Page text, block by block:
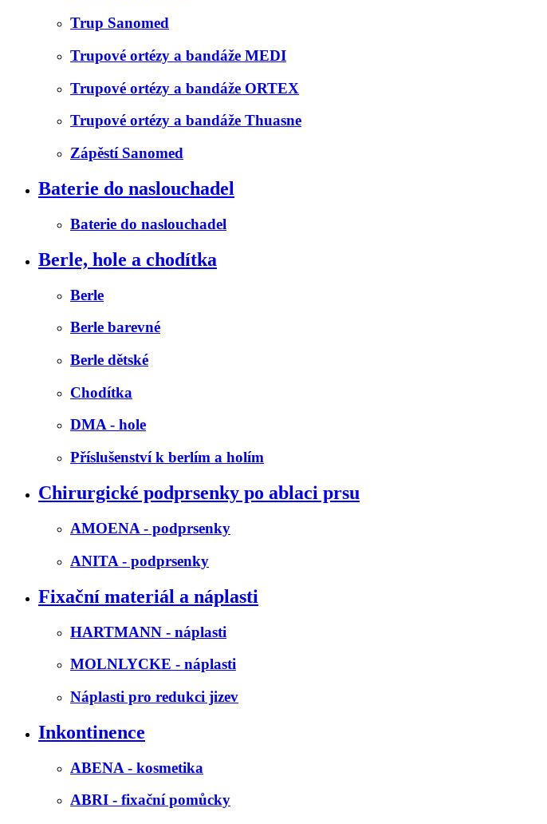
Trup Sanomed
Trupové ortézy a bandáže MEDI
Trupové ortézy a bandáže ORTEX
Trupové ortézy a bandáže Thuasne
Zápěstí Sanomed
Baterie do naslouchadel
Baterie do naslouchadel
Berle, hole a chodítka
Berle
Berle barevné
Berle dětské
Chodítka
DMA - hole
Příslušenství k berlím a holím
Chirurgické podprsenky po ablaci prsu
AMOENA - podprsenky
ANITA - podprsenky
Fixační materiál a náplasti
HARTMANN - náplasti
MOLNLYCKE - náplasti
Náplasti pro redukci jizev
Inkontinence
ABENA - kosmetika
ABRI - fixační pomůcky